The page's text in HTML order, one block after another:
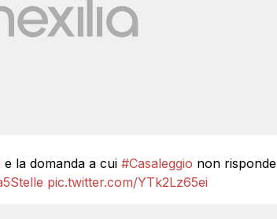
e la domanda a cui #Casaleggio non risponde
pic.twitter.com/YTk2Lz65ei